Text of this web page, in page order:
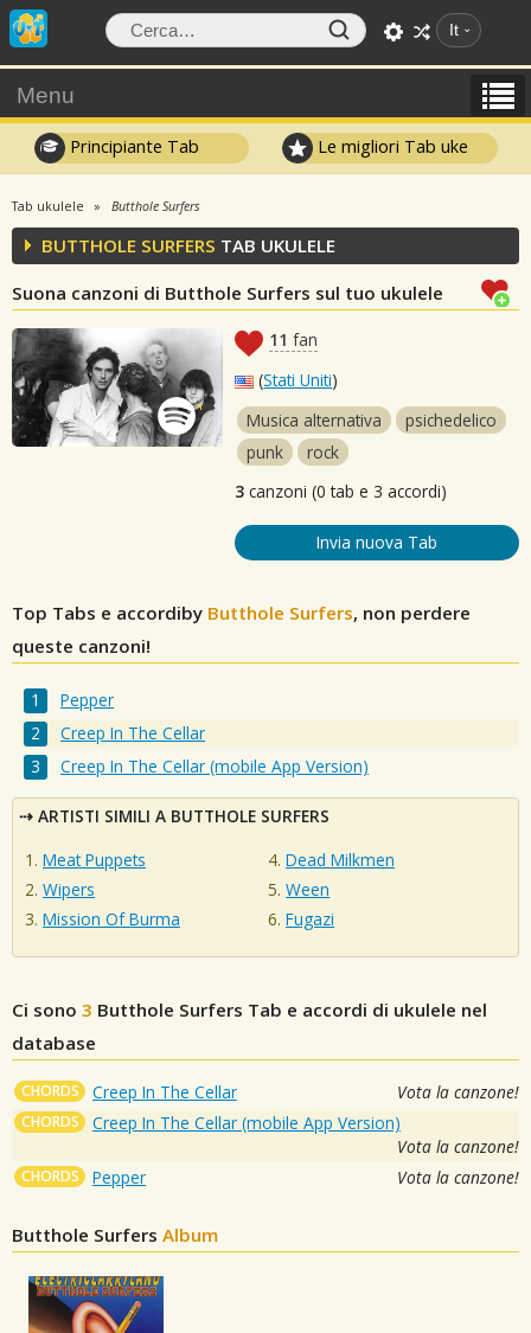
It
Menu
Principiante Tab Le migliori Tab uke
Tab ukulele Butthole Surfers
BUTTHOLE SURFERS TAB UKULELE
Suona canzoni di Butthole Surfers sul tuo ukulele
11 fan
(Stati Uniti)
Musica alternativa
psichedelico
punk
rock
3 canzoni (0 tab e 3 accordi)
Invia nuova Tab
Top Tabs e accordiby Butthole Surfers, non perdere
queste canzoni!
Pepper
Creep In The Cellar
Creep In The Cellar (mobile App Version)
ARTISTI SIMILI A BUTTHOLE SURFERS
Meat Puppets
Wipers
Mission Of Burma
Dead Milkmen
Ween
Fugazi
Ci sono 3 Butthole Surfers Tab e accordi di ukulele nel
database
CHORDS Creep In The Cellar Vota la canzone!
CHORDS
Creep In The Cellar (mobile App Version)
Vota la canzone!
CHORDS Pepper Vota la canzone!
Butthole Surfers Album